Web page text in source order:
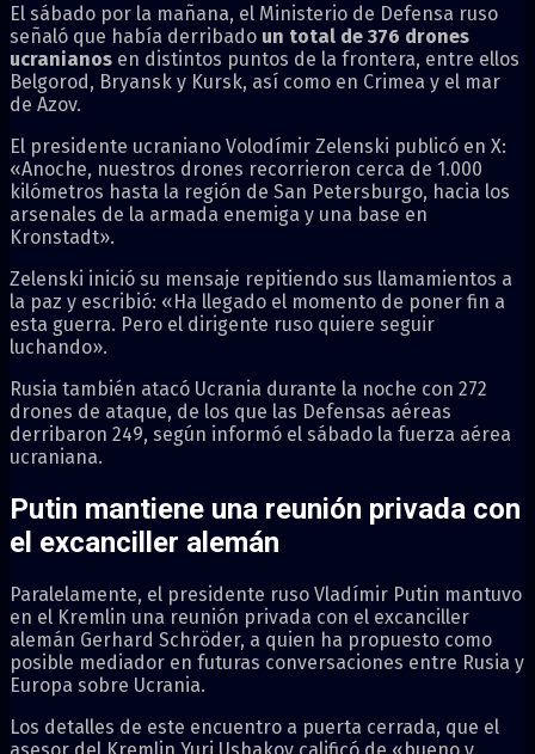
El sábado por la mañana, el Ministerio de Defensa ruso
señaló que había derribado un total de 376 drones
ucranianos en distintos puntos de la frontera, entre ellos
Belgorod, Bryansk y Kursk, así como en Crimea y el mar
de Azov.
El presidente ucraniano Volodímir Zelenski publicó en X:
«Anoche, nuestros drones recorrieron cerca de 1.000
kilómetros hasta la región de San Petersburgo, hacia los
arsenales de la armada enemiga y una base en
Kronstadt».
Zelenski inició su mensaje repitiendo sus llamamientos a
la paz y escribió: «Ha llegado el momento de poner fin a
esta guerra. Pero el dirigente ruso quiere seguir
luchando».
Rusia también atacó Ucrania durante la noche con 272
drones de ataque, de los que las Defensas aéreas
derribaron 249, según informó el sábado la fuerza aérea
ucraniana.
Putin mantiene una reunión privada con
el excanciller alemán
Paralelamente, el presidente ruso Vladímir Putin mantuvo
en el Kremlin una reunión privada con el excanciller
alemán Gerhard Schröder, a quien ha propuesto como
posible mediador en futuras conversaciones entre Rusia y
Europa sobre Ucrania.
Los detalles de este encuentro a puerta cerrada, que el
asesor del Kremlin Yuri Ushakov calificó de «bueno y